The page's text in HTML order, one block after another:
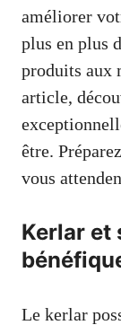
améliorer
plus en plus
produits aux
article,
être.
vous
Kerlar et
Le kerlar